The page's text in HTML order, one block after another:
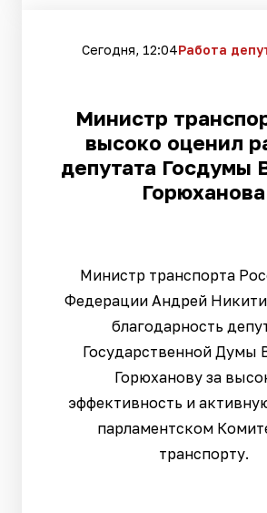
Сегодня, 12:04Работа
Министр
высоко оценил
депутата Госдумы
Горюханова
Министр транспорта
Федерации Андрей
благодарность
Государственной Думы
Горюханову за
эффективность и
парламентском
транспорту.